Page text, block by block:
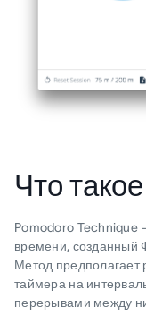
Что
Pomodoro Technique
времени, созданный
Метод предполагает
таймера на
перерывами между